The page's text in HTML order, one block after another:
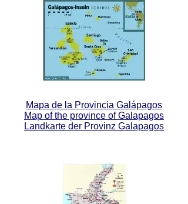
Mapa de la Provincia Galápagos
Map of the province of Galapagos
Landkarte der Provinz Galapagos